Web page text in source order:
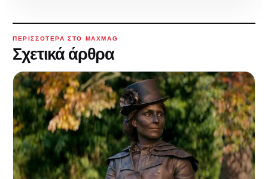
ΠΕΡΙΣΣΌΤΕΡΑ ΣΤΟ MAXMAG
Σχετικά άρθρα